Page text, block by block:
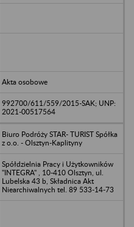
Akta osobowe
992700/611/559/2015-SAK; UNP:
2021-00517564
Biuro Podróży STAR- TURIST Spółka
z o.o. - Olsztyn-Kaplityny
Spółdzielnia Pracy i Użytkowników
"INTEGRA" , 10-410 Olsztyn, ul.
Lubelska 43 b, Składnica Akt
Niearchiwalnych tel. 89 533-14-73